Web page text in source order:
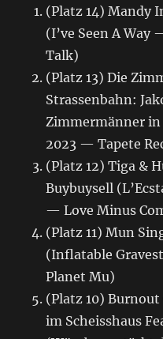
(Platz 14) Mandy
(I’ve Seen A
Talk)
(Platz 13) Die
Strassenbahn:
Zimmermänner
2023 — Tapete
(Platz 12) Tiga &
Buybuysell
— Love Minus
(Platz 11) Mun
(Inflatable
Planet Mu)
(Platz 10)
im Scheisshaus